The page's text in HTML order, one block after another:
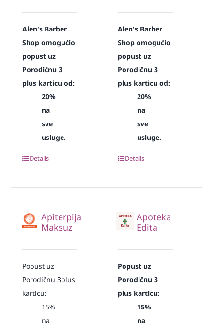
Alen's Barber
Shop omogućio
popust uz
Porodičnu 3
plus karticu od:
20%
na
sve
usluge.
Details
Alen's Barber
Shop omogućio
popust uz
Porodičnu 3
plus karticu od:
20%
na
sve
usluge.
Details
Apiterpija
Maksuz
Popust uz
Porodičnu 3plus
karticu:
15%
na
Apoteka
Edita
Popust uz
Porodičnu 3
plus karticu:
15%
na